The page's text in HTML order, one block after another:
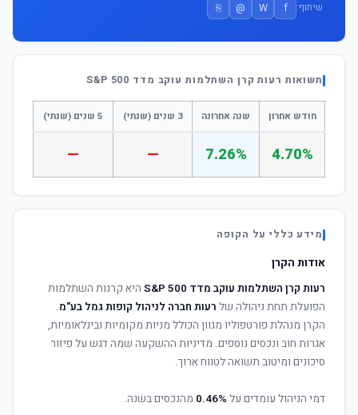
שיתוף: f
W
@
⎘
תשואות רעות קרן השתלמות עוקב מדד S&P 500
חודש אחרון שנה אחרונה 3 שנים (שנתי) 5 שנים (שנתי)
4.70%
7.26%
—
—
מידע כללי על הקופה
אודות הקרן
רעות קרן השתלמות עוקב מדד S&P 500
היא קרנות השתלמות
הפועלת תחת ניהולה של רעות חברה לניהול קופות גמל בע"מ.
הקרן מנהלת פורטפוליו מגוון הכולל מניות מקומיות ובינלאומיות,
אגרות חוב ונכסים נוספים. מדיניות ההשקעה שמה דגש על פיזור
סיכונים ומיטוב תשואה לטווח ארוך.
דמי הניהול עומדים על 0.46% מהנכסים בשנה.